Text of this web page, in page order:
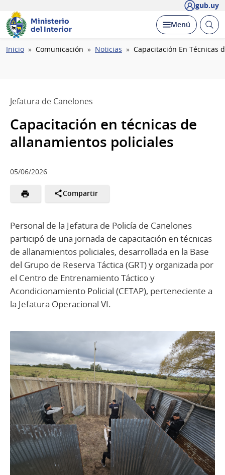
gub.uy
Ministerio
del Interior
Desplegar
Menú Abrir
Ruta
Inicio Comunicación Noticias Capacitación En Técnicas
Jefatura de Canelones
Capacitación en técnicas de
allanamientos policiales
05/06/2026
Compartir
Personal de la Jefatura de Policía de Canelones
participó de una jornada de capacitación en técnicas
de allanamientos policiales, desarrollada en la Base
del Grupo de Reserva Táctica (GRT) y organizada por
el Centro de Entrenamiento Táctico y
Acondicionamiento Policial (CETAP), perteneciente a
la Jefatura Operacional VI.